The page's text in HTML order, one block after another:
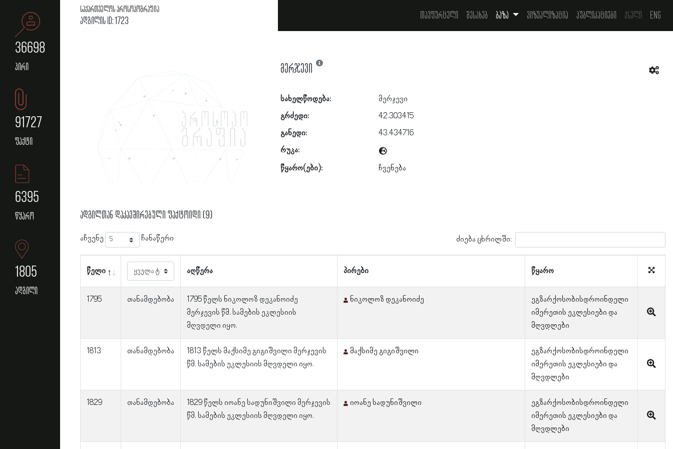
36698
პირი
91727
ფაქტი
6395
წყარო
1805
ადგილი
საქართველოს პროსოპოგრაფია
ადგილის ID: 1723 თავფურცელი შესახებ ბაზა ვიზუალიზაცია პუბლიკაციები ქსელი Eng
მერჯევი
სახელწოდება:
მერჯევი
გრძედი:
42.303415
განედი:
43.434716
რუკა:
წყარო(ები): ჩვენება
ადგილთან დაკავშირებული ფაქტოიდი (9)
აჩვენე ჩანაწერი ძიება ცხრილში:
წელი აღწერა პირები წყარო
1795 თანამდებობა
1795 წელს ნიკოლოზ დეკანოიძე
მერჯევის წმ. სამების ეკლესიის
მღვდელი იყო.
ნიკოლოზ დეკანოიძე
ეგზარქოსობისდროინდელი
იმერეთის ეკლესიები და
მღვდლები
1813 თანამდებობა
1813 წელს მაქსიმე გიგიშვილი მერჯევის
წმ. სამების ეკლესიის მღვდელი იყო.
მაქსიმე გიგიშვილი
ეგზარქოსობისდროინდელი
იმერეთის ეკლესიები და
მღვდლები
1829 თანამდებობა
1829 წელს იოანე სადუნიშვილი მერჯევის
წმ. სამების ეკლესიის მღვდელი იყო.
იოანე სადუნიშვილი
ეგზარქოსობისდროინდელი
იმერეთის ეკლესიები და
მღვდლები